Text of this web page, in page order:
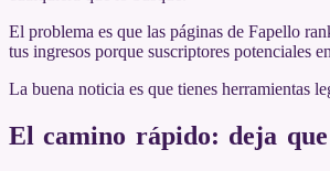
El problema es que las páginas de Fapello
tus ingresos porque suscriptores potenciales
La buena noticia es que tienes herramientas
El camino rápido: deja que